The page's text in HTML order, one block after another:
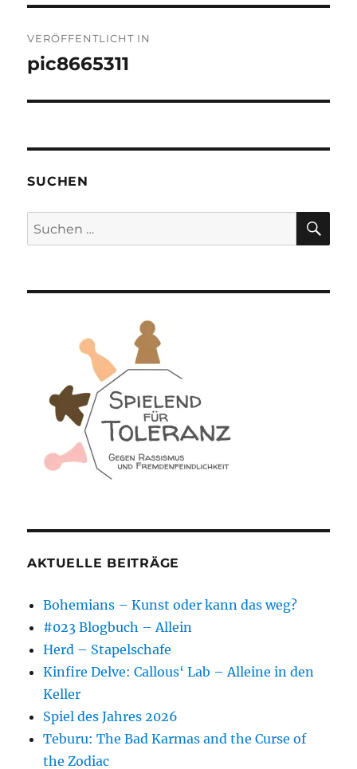
VERÖFFENTLICHT IN
pic8665311
SUCHEN
Suchen
nach:
AKTUELLE BEITRÄGE
Bohemians – Kunst oder kann das weg?
#023 Blogbuch – Allein
Herd – Stapelschafe
Kinfire Delve: Callous‘ Lab – Alleine in den
Keller
Spiel des Jahres 2026
Teburu: The Bad Karmas and the Curse of
the Zodiac